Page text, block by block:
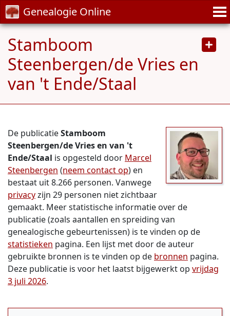
Genealogie Online
Stamboom
Steenbergen/de Vries en
van 't Ende/Staal
De publicatieStamboom
Steenbergen/de Vries en van 't
Ende/Staal is opgesteld door Marcel
Steenbergen (neem contact op) en
bestaat uit 8.266 personen. Vanwege
privacyzijn 29 personen niet zichtbaar
gemaakt. Meer statistische informatie over de
publicatie (zoals aantallen en spreiding van
genealogische gebeurtenissen) is te vinden op de
statistieken pagina. Een lijst met door de auteur
gebruikte bronnen is te vinden op de bronnen pagina.
Deze publicatie is voor het laatst bijgewerkt op vrijdag
3 juli 2026.